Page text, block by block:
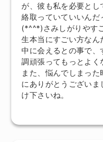
が、彼も私を必要と
絡取っていていいんだ
(*^^*)さみしがりやす
生本当にすごい方な
中に会えるとの事で
調頑張ってもっとよ
また、悩んでしまっ
にありがとうござい
け下さいね。